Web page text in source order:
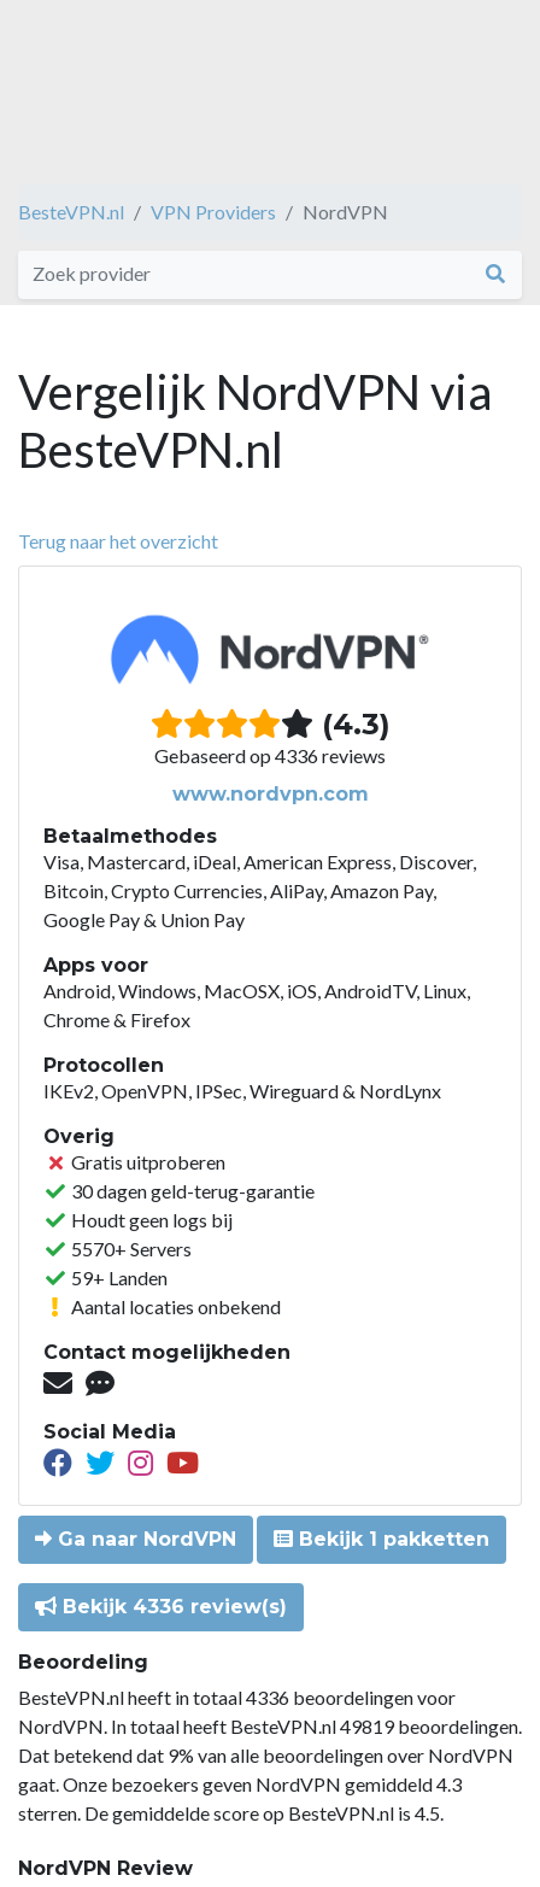
BesteVPN.nl VPN Providers NordVPN
Vergelijk NordVPN via
BesteVPN.nl
Terug naar het overzicht
(4.3)
Gebaseerd op 4336 reviews
www.nordvpn.com
Betaalmethodes
Visa, Mastercard, iDeal, American Express, Discover,
Bitcoin, Crypto Currencies, AliPay, Amazon Pay,
Google Pay & Union Pay
Apps voor
Android, Windows, MacOSX, iOS, AndroidTV, Linux,
Chrome & Firefox
Protocollen
IKEv2, OpenVPN, IPSec, Wireguard & NordLynx
Overig
Gratis uitproberen
30 dagen geld-terug-garantie
Houdt geen logs bij
5570+ Servers
59+ Landen
Aantal locaties onbekend
Contact mogelijkheden
Social Media
Ga naar NordVPN Bekijk 1 pakketten
Bekijk 4336 review(s)
Beoordeling
BesteVPN.nl heeft in totaal 4336 beoordelingen voor
NordVPN. In totaal heeft BesteVPN.nl 49819 beoordelingen.
Dat betekend dat 9% van alle beoordelingen over NordVPN
gaat. Onze bezoekers geven NordVPN gemiddeld 4.3
sterren. De gemiddelde score op BesteVPN.nl is 4.5.
NordVPN Review